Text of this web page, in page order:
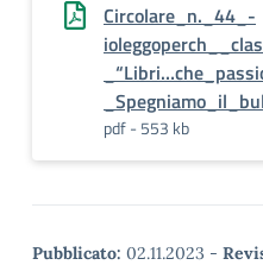
Circolare_n._44_-
pdf - 553 kb
Pubblicato: 02.11.2023 -